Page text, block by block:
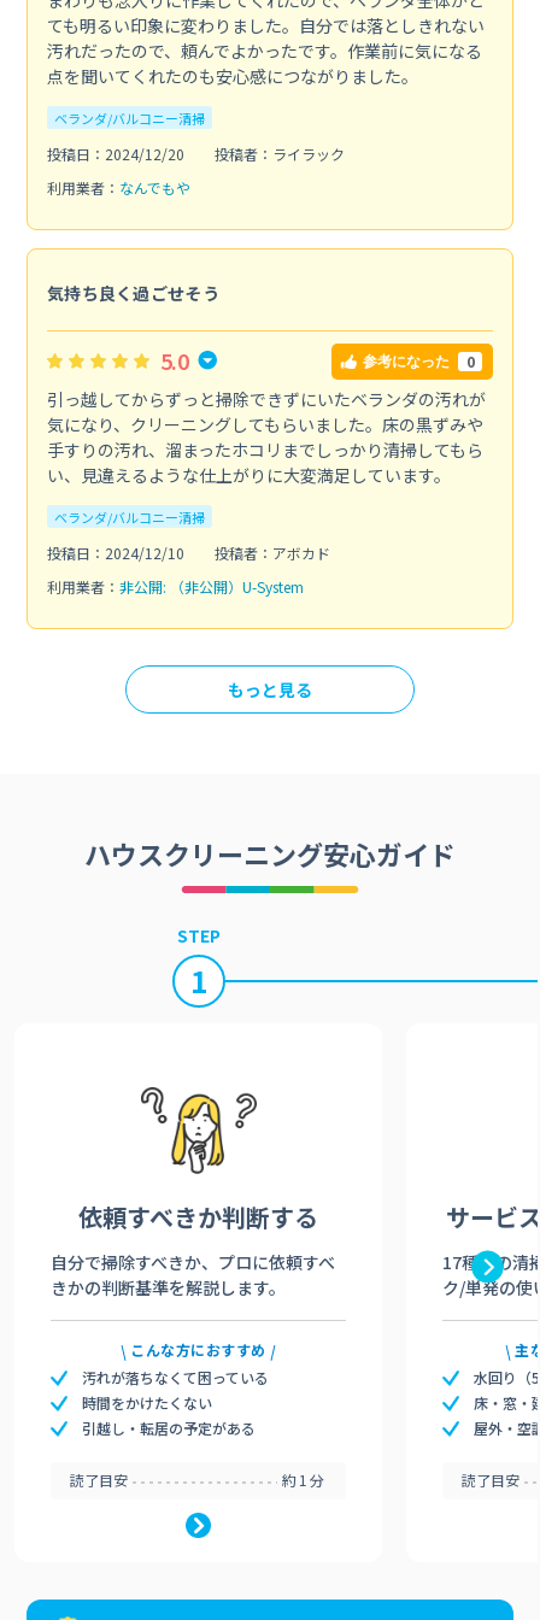
ても明るい印象に変わりました。自分では落としきれない
汚れだったので、頼んでよかったです。作業前に気になる
点を聞いてくれたのも安心感につながりました。
ベランダ/バルコニー清掃
投稿日：2024/12/20
投稿者：ライラック
利用業者： なんでもや
気持ち良く過ごせそう
5.0 参考になった 0
引っ越してからずっと掃除できずにいたベランダの汚れが
気になり、クリーニングしてもらいました。床の黒ずみや
手すりの汚れ、溜まったホコリまでしっかり清掃してもら
い、見違えるような仕上がりに大変満足しています。
ベランダ/バルコニー清掃
投稿日：2024/12/10
投稿者：アボカド
利用業者： 非公開: （非公開）U-System
もっと見る
ハウスクリーニング安心ガイド
STEP
1
依頼すべきか判断する
自分で掃除すべきか、プロに依頼すべ
きかの判断基準を解説します。
こんな方におすすめ
汚れが落ちなくて困っている
時間をかけたくない
引越し・転居の予定がある
読了目安 約1分
サービ
17種類の清
ク/単発の使
主
水回り（
床・窓・
屋外・空
読了目安